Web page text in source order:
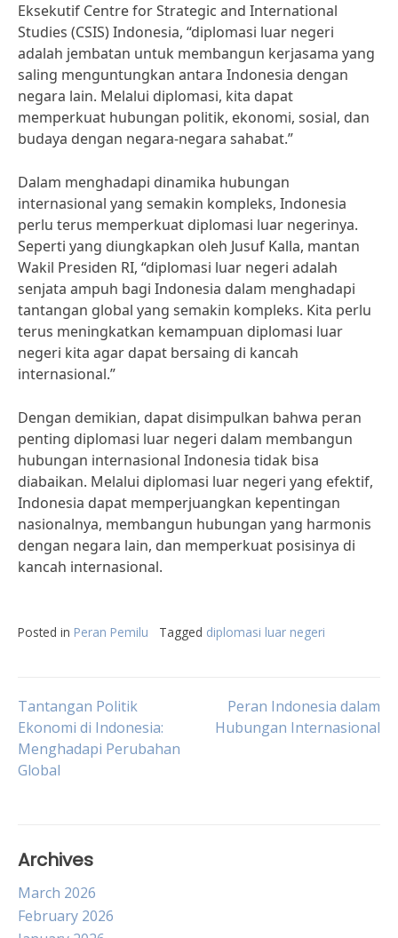
Eksekutif Centre for Strategic and International
Studies (CSIS) Indonesia, “diplomasi luar negeri
adalah jembatan untuk membangun kerjasama yang
saling menguntungkan antara Indonesia dengan
negara lain. Melalui diplomasi, kita dapat
memperkuat hubungan politik, ekonomi, sosial, dan
budaya dengan negara-negara sahabat.”
Dalam menghadapi dinamika hubungan
internasional yang semakin kompleks, Indonesia
perlu terus memperkuat diplomasi luar negerinya.
Seperti yang diungkapkan oleh Jusuf Kalla, mantan
Wakil Presiden RI, “diplomasi luar negeri adalah
senjata ampuh bagi Indonesia dalam menghadapi
tantangan global yang semakin kompleks. Kita perlu
terus meningkatkan kemampuan diplomasi luar
negeri kita agar dapat bersaing di kancah
internasional.”
Dengan demikian, dapat disimpulkan bahwa peran
penting diplomasi luar negeri dalam membangun
hubungan internasional Indonesia tidak bisa
diabaikan. Melalui diplomasi luar negeri yang efektif,
Indonesia dapat memperjuangkan kepentingan
nasionalnya, membangun hubungan yang harmonis
dengan negara lain, dan memperkuat posisinya di
kancah internasional.
Posted in Peran Pemilu Tagged diplomasi luar negeri
Post
navigation
Tantangan Politik
Ekonomi di Indonesia:
Menghadapi Perubahan
Global
Peran Indonesia dalam
Hubungan Internasional
Archives
March 2026
February 2026